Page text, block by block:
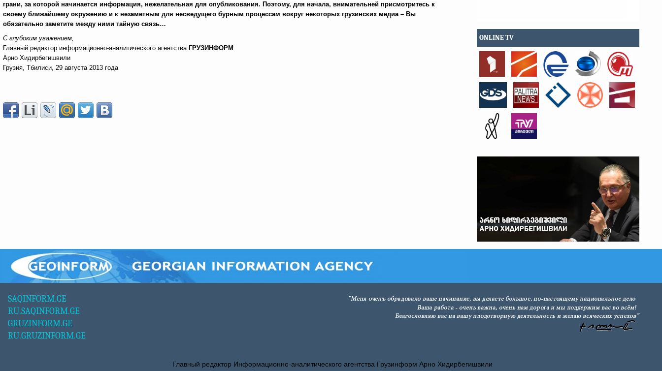
грани, за которой начинается информация, нежелательная для опубликования. Поэтому, для начала, внимательней присмотритесь к
своему ближайшему окружению и к незаметным для несведущего бурным процессам вокруг некоторых грузинских медиа – Вы
обязательно заметите между ними тайную связь…
С глубоким уважением,
Главный редактор информационно-аналитического агентства ГРУЗИНФОРМ
Арно Хидирбегишвили
Грузия, Тбилиси, 29 августа 2013 года
ONLINE TV
SAQINFORM.GE
RU.SAQINFORM.GE
GRUZINFORM.GE
RU.GRUZINFORM.GE
Главный редактор Информационно-аналитического агентства Грузинформ Арно Хидирбегишвили